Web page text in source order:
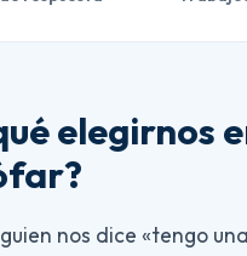
elegirnos
nos dice «tengo